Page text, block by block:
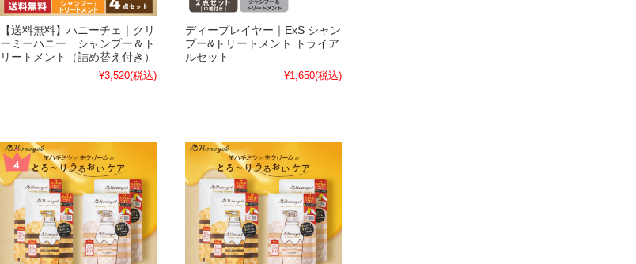
【送料無料】ハニーチェ｜クリ
ーミーハニー シャンプー＆ト
リートメント（詰め替え付き）
¥3,520(税込)
ディープレイヤー｜ExS シャン
プー&トリートメント トライア
ルセット
¥1,650(税込)